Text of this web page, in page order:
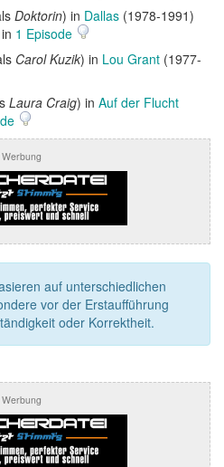
Doktorin) in Dallas (1978-1991)
1 Episode
Carol Kuzik) in Lou Grant (1977-
Laura Craig) in Auf der Flucht
Werbung
auf unterschiedlichen
vor der Erstaufführung
oder Korrektheit.
Werbung